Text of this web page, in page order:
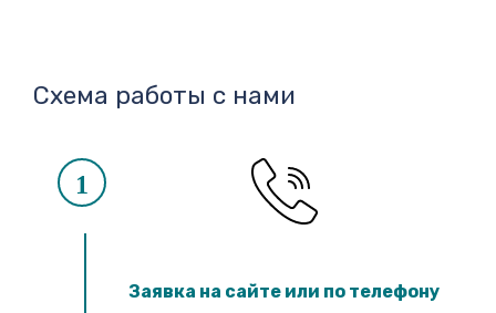
Схема работы с нами
1
Заявка на сайте или по телефону